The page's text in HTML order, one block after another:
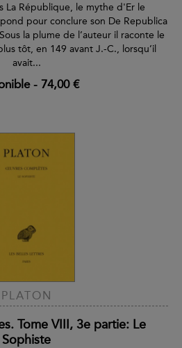
La République, le mythe d'Er le
pour conclure son De Republica
la plume de l’auteur il raconte le
tôt, en 149 avant J.-C., lorsqu’il
avait...
- 74,00 €
PLATON
Tome VIII, 3e partie: Le
Sophiste